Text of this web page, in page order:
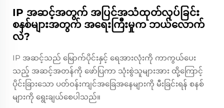
IP အဆင့်အတွက် အပြင်အသံထုတ်လုပ်ခြင်း
စနစ်များအတွက် အရေးကြီးမှုက ဘယ်လောက်
လဲ?
IP အဆင့်သည် မြောက်ပိုင်းနှင့် ရေအားလုံးကို ကာကွယ်ပေး
သည့် အဆင့်အတန်ကို ဖော်ပြကာ သုံးစွဲသူများအား ထို့ကြောင့်
ပိုင်းခြားသော ပတ်ဝန်းကျင်အခြေအနေများကို မီးခြင်းရန် စနစ်
များကို ရွေးချယ်စေပါသည်။